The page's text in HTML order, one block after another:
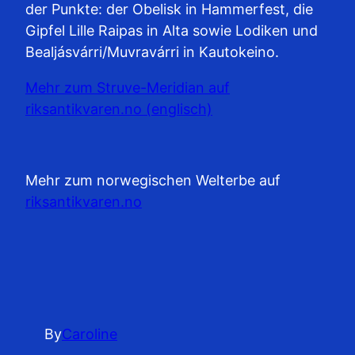
der Punkte: der Obelisk in Hammerfest, die
Gipfel Lille Raipas in Alta sowie Lodiken und
Bealjásvárri/Muvravárri in Kautokeino.
Mehr zum Struve-Meridian auf
riksantikvaren.no (englisch)
Mehr zum norwegischen Welterbe auf
riksantikvaren.no
ByCaroline